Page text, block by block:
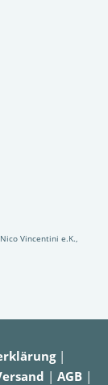
Vincentini e.K.,
|
| AGB |